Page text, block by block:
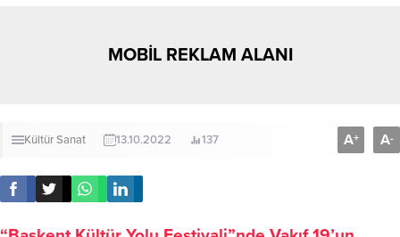
MOBİL REKLAM ALANI
Kültür Sanat 13.10.2022 137 A+ A-